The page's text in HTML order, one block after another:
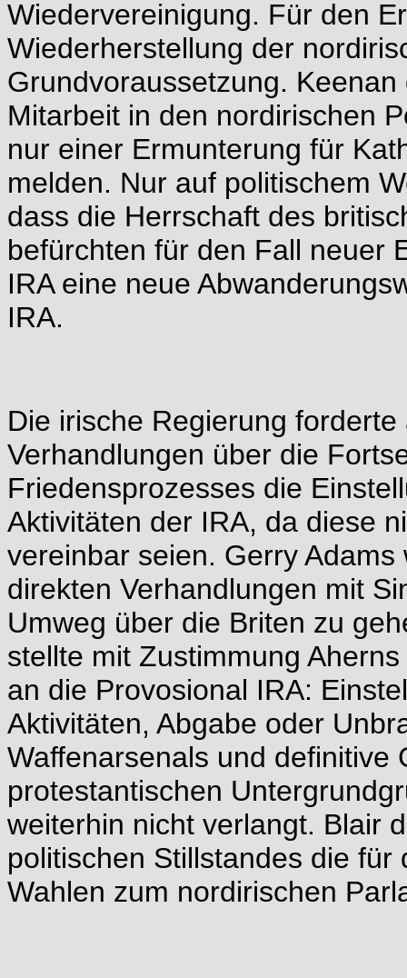
Wiedervereinigung. Für den
Wiederherstellung der
Grundvoraussetzung.
Mitarbeit in den nordirischen
nur einer Ermunterung für
melden. Nur auf politischem
dass die Herrschaft des
befürchten für den Fall neuer
IRA eine neue
IRA.
Die irische Regierung
Verhandlungen über die
Friedensprozesses die
Aktivitäten der IRA, da diese
vereinbar seien. Gerry
direkten Verhandlungen mit
Umweg über die Briten zu
stellte mit Zustimmung
an die Provosional IRA:
Aktivitäten, Abgabe oder
Waffenarsenals und definitive
protestantischen
weiterhin nicht verlangt. Blair
politischen Stillstandes die
Wahlen zum nordirischen